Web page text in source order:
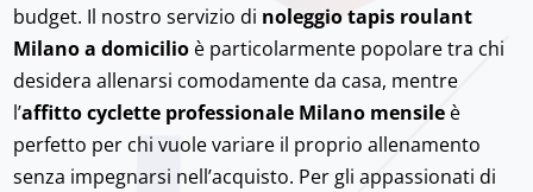
budget. Il nostro servizio di noleggio tapis roulant
Milano a domicilio è particolarmente popolare tra chi
desidera allenarsi comodamente da casa, mentre
l’affitto cyclette professionale Milano mensile è
perfetto per chi vuole variare il proprio allenamento
senza impegnarsi nell’acquisto. Per gli appassionati di